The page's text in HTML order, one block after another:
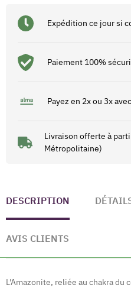
Expédition ce jour si
Paiement 100%
Payez en 2x ou 3x
Livraison offerte à
Métropolitaine)
DESCRIPTION
AVIS CLIENTS
L'Amazonite, reliée au chakra du